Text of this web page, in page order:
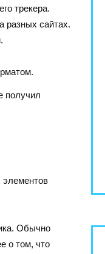
трекера.
разных сайтах.
получил
элементов
Обычно
о том, что